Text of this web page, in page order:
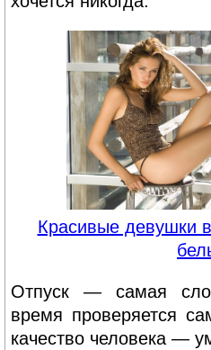
Красивые девушки
Отпуск — самая
время проверяется
качество человека —